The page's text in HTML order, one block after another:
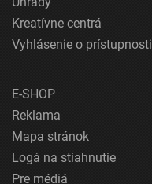
Kreatívne centrá
Vyhlásenie o prístupnosti
E-SHOP
Reklama
Mapa stránok
Logá na stiahnutie
Pre médiá